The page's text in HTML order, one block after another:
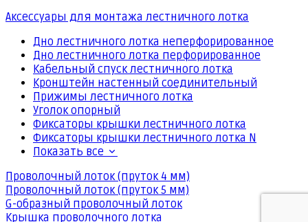
Аксессуары для монтажа лестничного лотка
Дно лестничного лотка неперфорированное
Дно лестничного лотка перфорированное
Кабельный спуск лестничного лотка
Кронштейн настенный соединительный
Прижимы лестничного лотка
Уголок опорный
Фиксаторы крышки лестничного лотка
Фиксаторы крышки лестничного лотка N
Показать все
Проволочный лоток (пруток 4 мм)
Проволочный лоток (пруток 5 мм)
G-образный проволочный лоток
Крышка проволочного лотка